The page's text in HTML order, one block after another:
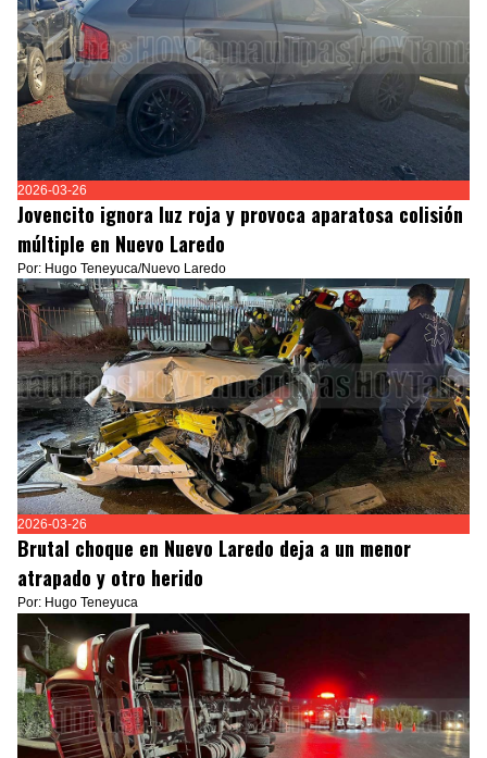
2026-03-26
Jovencito ignora luz roja y provoca aparatosa colisión
múltiple en Nuevo Laredo
Por: Hugo Teneyuca/Nuevo Laredo
2026-03-26
Brutal choque en Nuevo Laredo deja a un menor
atrapado y otro herido
Por: Hugo Teneyuca